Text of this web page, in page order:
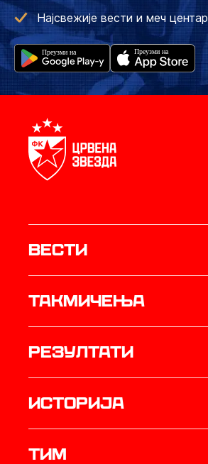
Најсвежије вести и меч центар
Вести
Такмичења
резултати
историја
ТИМ